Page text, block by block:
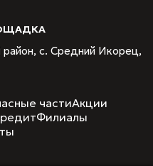
район, с. Средний Икорец,
частиАкции
Филиалы